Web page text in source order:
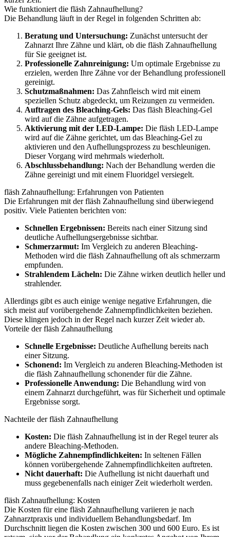
Wie funktioniert die fläsh Zahnaufhellung?
Die Behandlung läuft in der Regel in folgenden Schritten ab:
Beratung und Untersuchung: Zunächst untersucht der
Zahnarzt Ihre Zähne und klärt, ob die fläsh Zahnaufhellung
für Sie geeignet ist.
Professionelle Zahnreinigung: Um optimale Ergebnisse zu
erzielen, werden Ihre Zähne vor der Behandlung professionell
gereinigt.
Schutzmaßnahmen: Das Zahnfleisch wird mit einem
speziellen Schutz abgedeckt, um Reizungen zu vermeiden.
Auftragen des Bleaching-Gels: Das fläsh Bleaching-Gel
wird auf die Zähne aufgetragen.
Aktivierung mit der LED-Lampe: Die fläsh LED-Lampe
wird auf die Zähne gerichtet, um das Bleaching-Gel zu
aktivieren und den Aufhellungsprozess zu beschleunigen.
Dieser Vorgang wird mehrmals wiederholt.
Abschlussbehandlung: Nach der Behandlung werden die
Zähne gereinigt und mit einem Fluoridgel versiegelt.
fläsh Zahnaufhellung: Erfahrungen von Patienten
Die Erfahrungen mit der fläsh Zahnaufhellung sind überwiegend
positiv. Viele Patienten berichten von:
Schnellen Ergebnissen: Bereits nach einer Sitzung sind
deutliche Aufhellungsergebnisse sichtbar.
Schmerzarmut: Im Vergleich zu anderen Bleaching-
Methoden wird die fläsh Zahnaufhellung oft als schmerzarm
empfunden.
Strahlendem Lächeln: Die Zähne wirken deutlich heller und
strahlender.
Allerdings gibt es auch einige wenige negative Erfahrungen, die
sich meist auf vorübergehende Zahnempfindlichkeiten beziehen.
Diese klingen jedoch in der Regel nach kurzer Zeit wieder ab.
Vorteile der fläsh Zahnaufhellung
Schnelle Ergebnisse: Deutliche Aufhellung bereits nach
einer Sitzung.
Schonend: Im Vergleich zu anderen Bleaching-Methoden ist
die fläsh Zahnaufhellung schonender für die Zähne.
Professionelle Anwendung: Die Behandlung wird von
einem Zahnarzt durchgeführt, was für Sicherheit und optimale
Ergebnisse sorgt.
Nachteile der fläsh Zahnaufhellung
Kosten: Die fläsh Zahnaufhellung ist in der Regel teurer als
andere Bleaching-Methoden.
Mögliche Zahnempfindlichkeiten: In seltenen Fällen
können vorübergehende Zahnempfindlichkeiten auftreten.
Nicht dauerhaft: Die Aufhellung ist nicht dauerhaft und
muss gegebenenfalls nach einiger Zeit wiederholt werden.
fläsh Zahnaufhellung: Kosten
Die Kosten für eine fläsh Zahnaufhellung variieren je nach
Zahnarztpraxis und individuellem Behandlungsbedarf. Im
Durchschnitt liegen die Kosten zwischen 300 und 600 Euro. Es ist